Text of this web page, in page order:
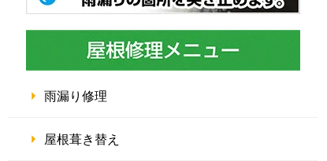
雨漏り修理
屋根葺き替え